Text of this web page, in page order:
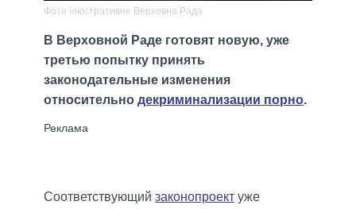
Фото ілюстративне Верховна Рада
В Верховной Раде готовят новую, уже
третью попытку принять
законодательные изменения
относительно декриминализации порно.
Соответствующий законопроект уже